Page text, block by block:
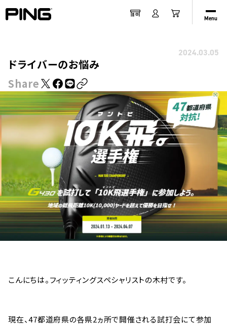
Menu
2024.03.05
ドライバーのお悩み
Share
こんにちは。フィッティングスペシャリストの木村です。
現在、47都道府県の各県2ヵ所で開催される試打会にて参加